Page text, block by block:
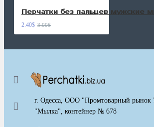
Перчатки без пальцев мужские
2.40$ 3.00$
г. Одесса, ООО "Промтоварный рынок
"Мылка", контейнер № 678